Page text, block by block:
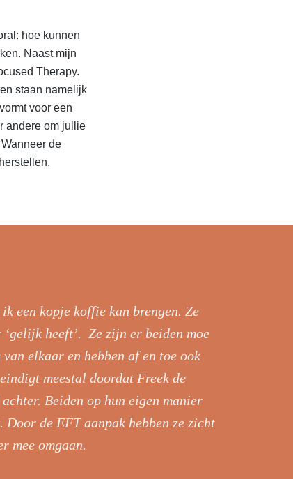
hoe kunnen
Naast mijn
Therapy.
staan namelijk
voor een
andere om jullie
de
een kopje koffie kan brengen. Ze
heeft’. Ze zijn er beiden moe
elkaar en hebben af en toe ook
meestal doordat Freek de
Beiden op hun eigen manier
de EFT aanpak hebben ze zicht
mee omgaan.